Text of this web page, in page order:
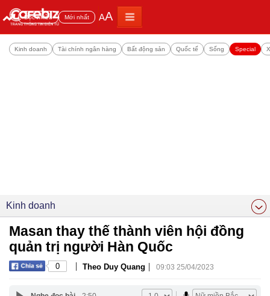
Đọc nhiều Mới nhất AA
Kinh doanh Tài chính ngân hàng Bất động sản Quốc tế Sống Special
Kinh doanh
Masan thay thế thành viên hội đồng
quản trị người Hàn Quốc
0 | Theo Duy Quang | 09:03 25/04/2023